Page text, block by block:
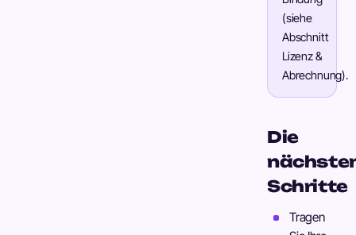
(siehe
Abschnitt
Lizenz &
Abrechnung).
Die
Schritte
Tragen